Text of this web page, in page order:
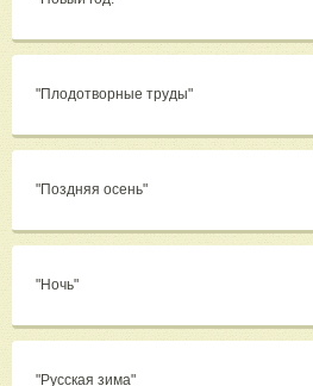
"Плодотворные труды"
"Поздняя осень"
"Ночь"
"Русская зима"